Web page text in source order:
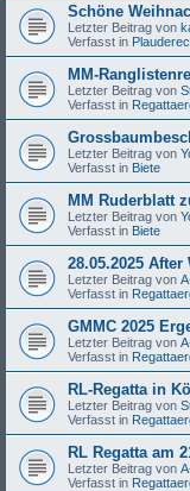
Schöne
Letzter Beitrag von
Verfasst in
MM-
Letzter Beitrag von
Verfasst in
Letzter Beitrag von
Verfasst in Biete
MM Ruderblatt
Letzter Beitrag von
Verfasst in Biete
28.05.2025
Letzter Beitrag von
Verfasst in
GMMC 2025
Letzter Beitrag von
Verfasst in
RL-Regatta in
Letzter Beitrag von
Verfasst in
RL Regatta am
Letzter Beitrag von
Verfasst in